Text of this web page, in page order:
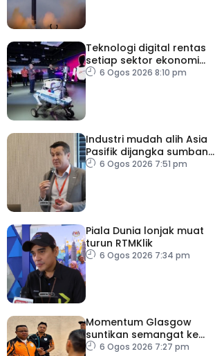
Teknologi digital rentas
setiap sektor ekonomi
diperkasa seiring
6 Ogos 2026 8:10 pm
Industri mudah alih Asia
Pasifik dijangka sumbang
AS$1.4 trilion menjelang
6 Ogos 2026 7:51 pm
Piala Dunia lonjak muat
turun RTMKlik
6 Ogos 2026 7:34 pm
Momentum Glasgow
suntikan semangat ke
Sukan Asia 2026
6 Ogos 2026 7:27 pm